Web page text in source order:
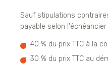
Sauf stipulations
payable selon
40 % du prix TTC à la
30 % du prix TTC au